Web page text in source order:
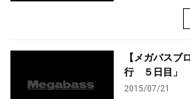
【メガバスブ
行 ５日目」
2015/07/21